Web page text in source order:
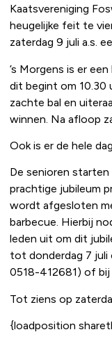
Kaatsvereniging
heugelijke feit te
zaterdag 9 juli a.s.
’s Morgens is er
dit begint om 10.30
zachte bal en
winnen. Na afloop
Ook is er de hele
De senioren
prachtige jubileum
wordt afgesloten
barbecue. Hierbij
leden uit om dit
tot donderdag 7 juli
0518-412681) of bij
Tot ziens op
{loadposition